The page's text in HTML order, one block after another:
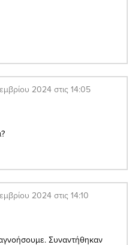
2024 στις 14:05
2024 στις 14:10
Συναντήθηκαν